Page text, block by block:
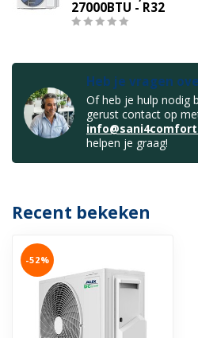
27000BTU - R32
Heb je vragen
Of heb je hulp nodig
gerust contact op
helpen je graag!
Recent bekeken
-52%